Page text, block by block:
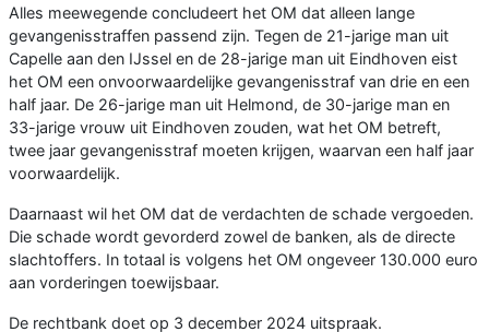
Alles meewegende concludeert het OM dat alleen lange
gevangenisstraffen passend zijn. Tegen de 21-jarige man uit
Capelle aan den IJssel en de 28-jarige man uit Eindhoven eist
het OM een onvoorwaardelijke gevangenisstraf van drie en een
half jaar. De 26-jarige man uit Helmond, de 30-jarige man en
33-jarige vrouw uit Eindhoven zouden, wat het OM betreft,
twee jaar gevangenisstraf moeten krijgen, waarvan een half jaar
voorwaardelijk.
Daarnaast wil het OM dat de verdachten de schade vergoeden.
Die schade wordt gevorderd zowel de banken, als de directe
slachtoffers. In totaal is volgens het OM ongeveer 130.000 euro
aan vorderingen toewijsbaar.
De rechtbank doet op 3 december 2024 uitspraak.